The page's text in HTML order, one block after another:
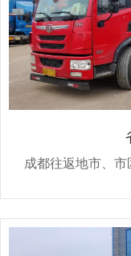
成都往返地市、